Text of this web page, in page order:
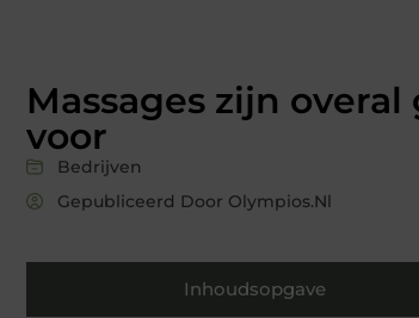
Massages zijn overal
voor
Bedrijven
Gepubliceerd Door Olympios.nl
Inhoudsopgave